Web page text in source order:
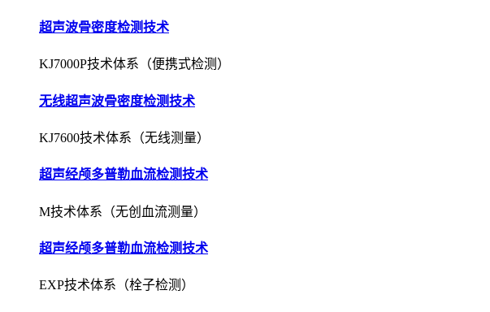
无线超声波骨密度检测技术
KJ7600技术体系（无线测量）
超声经颅多普勒血流检测技术
M技术体系（无创血流测量）
超声经颅多普勒血流检测技术
EXP技术体系（栓子检测）
超声经颅多普勒血流检测技术
EXP-9P技术体系（便携式检测）